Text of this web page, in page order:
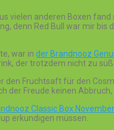
vielen anderen Boxen fand
denn Red Bull war mir
war in der Brandnooz
der trotzdem nicht zu
den Fruchtsaft für den
der Freude keinen
Classic Box
erkundigen müssen.